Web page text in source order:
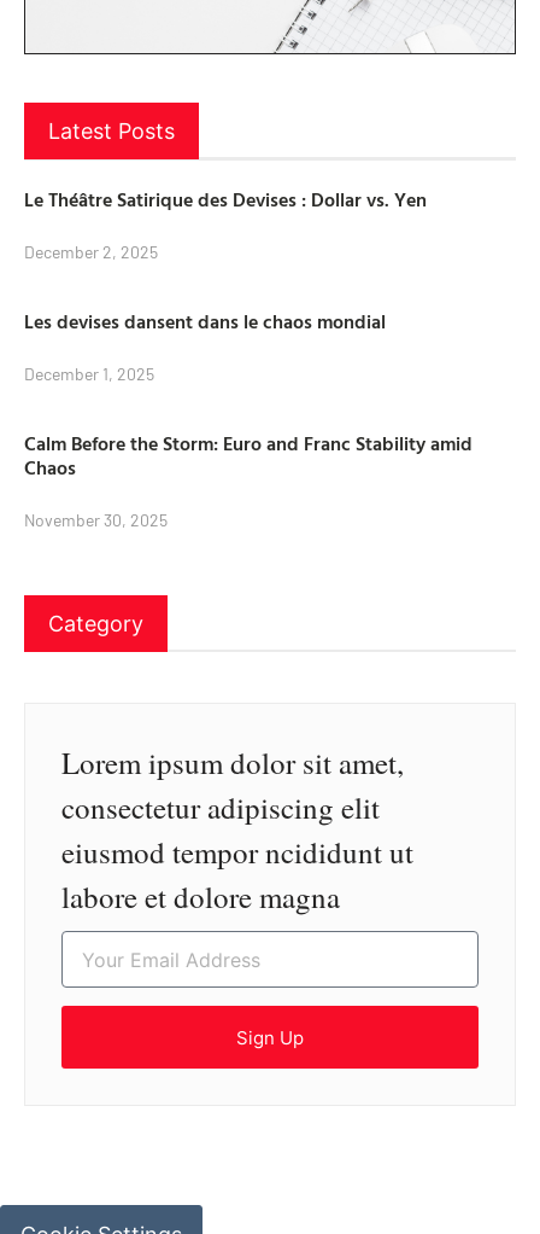
Latest Posts
Le Théâtre Satirique des Devises : Dollar vs. Yen
December 2, 2025
Les devises dansent dans le chaos mondial
December 1, 2025
Calm Before the Storm: Euro and Franc Stability amid
Chaos
November 30, 2025
Category
Lorem ipsum dolor sit amet,
consectetur adipiscing elit
eiusmod tempor ncididunt ut
labore et dolore magna
Sign Up